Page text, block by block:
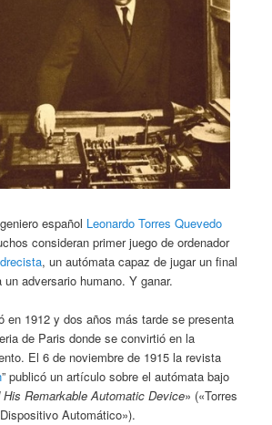
español Leonardo Torres Quevedo
consideran primer juego de ordenador
, un autómata capaz de jugar un final
adversario humano. Y ganar.
en 1912 y dos años más tarde se presenta
de Paris donde se convirtió en la
El 6 de noviembre de 1915 la revista
” publicó un artículo sobre el autómata bajo
His Remarkable Automatic Device» («Torres
Automático»).